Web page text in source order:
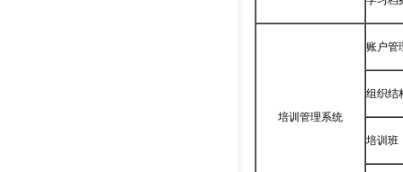
培训管理系统
账户管
组织结
培训班